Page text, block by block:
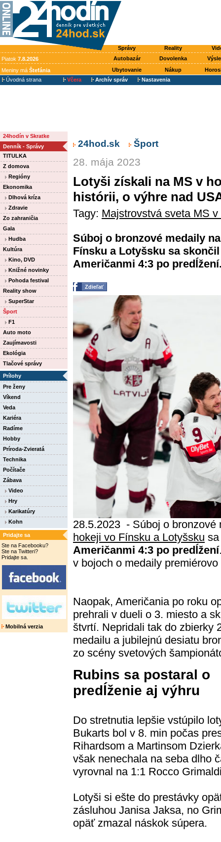
Správy Reality
Piatok 7.8.2026 Autobazár Dovolenka
Meniny má Štefánia Ubytovanie Nákup
Úvodná strana
Včera Archív správ Nastavenia
24hodín v Skratke
Denník - Správy
TITULKA
Z domova
Regióny
Ekonomika
Dlhová kríza
Zdravie
Zo zahraničia
Gala
Hudba
Kultúra
Kino, DVD
Knižné novinky
Pohoda festival
Reality show
SuperStar
Šport
F1
Auto moto
Zaujímavosti
Ekológia
Tlačové správy
Prílohy
Pre ženy
Víkend
Veda
Kariéra
Radíme
Hobby
Príroda-Zvieratá
Technika
Počítače
Zábava
Video
Hry
Karikatúry
Kohn
Pridajte sa
Ste na Facebooku?
Ste na Twitteri?
Pridajte sa.
Mobilná verzia
24hod.sk Šport
28. mája 2023
Lotyši získali na MS v
histórii, o výhre nad
Tagy: Majstrovstvá sveta MS
Súboj o bronzové medaily
Fínsku a Lotyšsku sa
Američanmi 4:3 po
Zdieľať
28.5.2023 - Súboj o bronzové
hokeji vo Fínsku a Lotyšsku
Američanmi 4:3 po predĺžení
v bojoch o medaily
Naopak, Američania po roku
prehrali v dueli o 3. miesto a
štvrtí. Nepridali tak do zbierky
medailu a jubilejnú desiatu
zo scény svetových
Rubins sa postaral o
predĺženie aj výhru
Do stretnutia lepšie vstúpilo
Bukarts bol v 8. min počas
Rihardsom a Martinsom
však nenechala na seba dlho
vyrovnal na 1:1 Rocco
Lotyši si ešte do prestávky
zásluhou Janisa Jaksa, no
opäť zmazal náskok súpera.